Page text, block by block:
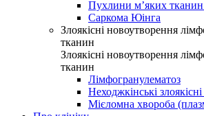
Пухлини м’яких
Саркома Юінга
Злоякісні новоутворення
тканин
Злоякісні новоутворення
тканин
Лімфогранулематоз
Неходжкінські
Мієломна хвороба